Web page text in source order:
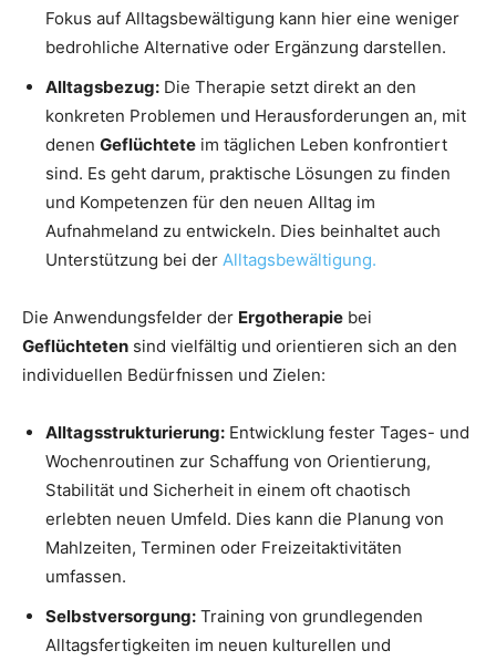
Fokus auf Alltagsbewältigung kann hier eine weniger
bedrohliche Alternative oder Ergänzung darstellen.
Alltagsbezug: Die Therapie setzt direkt an den
konkreten Problemen und Herausforderungen an, mit
denen Geflüchtete im täglichen Leben konfrontiert
sind. Es geht darum, praktische Lösungen zu finden
und Kompetenzen für den neuen Alltag im
Aufnahmeland zu entwickeln. Dies beinhaltet auch
Unterstützung bei der Alltagsbewältigung.
Die Anwendungsfelder der Ergotherapie bei
Geflüchteten sind vielfältig und orientieren sich an den
individuellen Bedürfnissen und Zielen:
Alltagsstrukturierung: Entwicklung fester Tages- und
Wochenroutinen zur Schaffung von Orientierung,
Stabilität und Sicherheit in einem oft chaotisch
erlebten neuen Umfeld. Dies kann die Planung von
Mahlzeiten, Terminen oder Freizeitaktivitäten
umfassen.
Selbstversorgung: Training von grundlegenden
Alltagsfertigkeiten im neuen kulturellen und